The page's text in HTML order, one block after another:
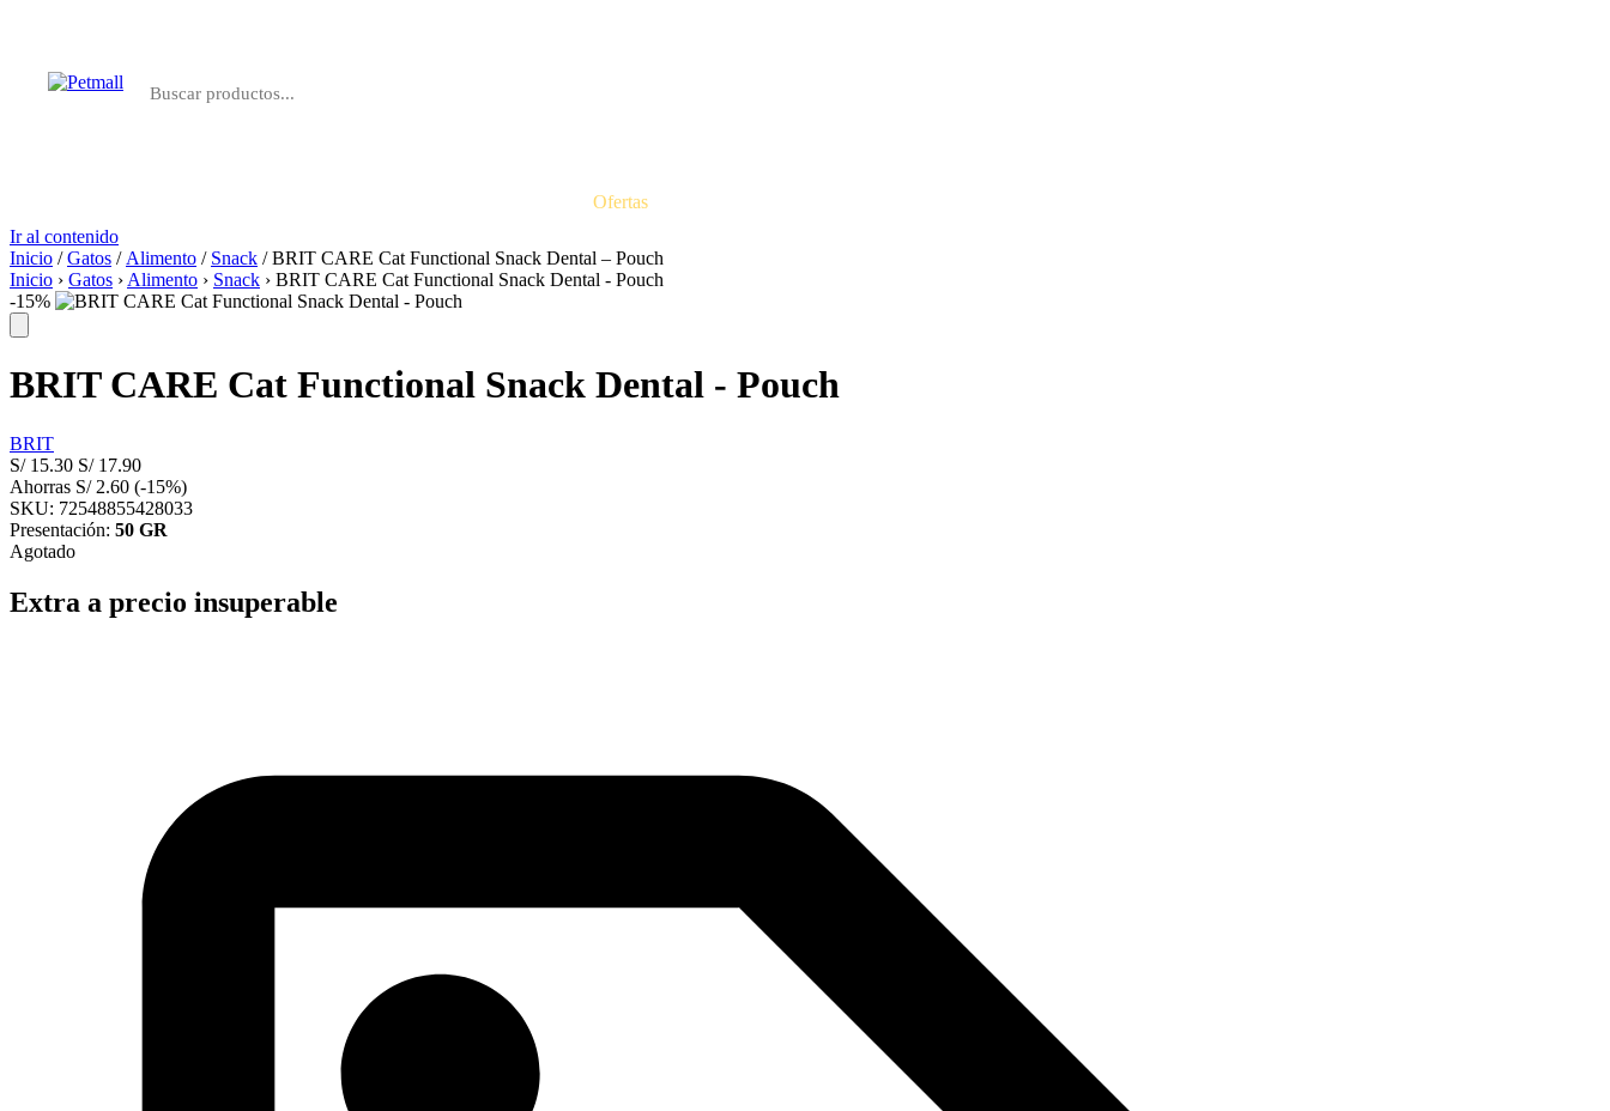
Ofertas
Ir al contenido
Inicio /Gatos / Alimento / Snack / BRIT CARE Cat Functional Snack Dental – Pouch
Inicio › Gatos › Alimento › Snack › BRIT CARE Cat Functional Snack Dental - Pouch
-15%
BRIT CARE Cat Functional Snack Dental - Pouch
BRIT
S/15.30 S/17.90
Ahorras S/2.60 (-15%)
SKU: 72548855428033
Presentación: 50 GR
Agotado
Extra a precio insuperable